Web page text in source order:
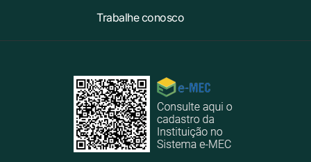
Trabalhe conosco